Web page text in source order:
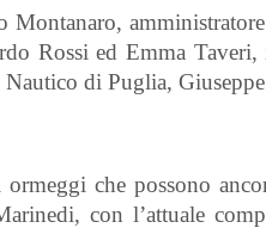
Montanaro,
Rossi ed Emma
di Puglia, Giuseppe
che possono
con l’attuale